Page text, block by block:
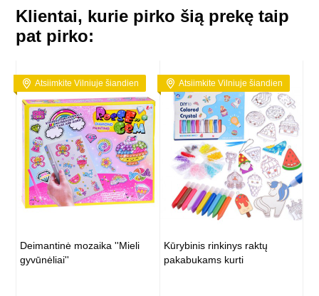
Klientai, kurie pirko šią prekę taip
pat pirko:
Atsiimkite Vilniuje šiandien
Deimantinė mozaika ''Mieli
gyvūnėliai''
Atsiimkite Vilniuje šiandien
Kūrybinis rinkinys raktų
pakabukams kurti